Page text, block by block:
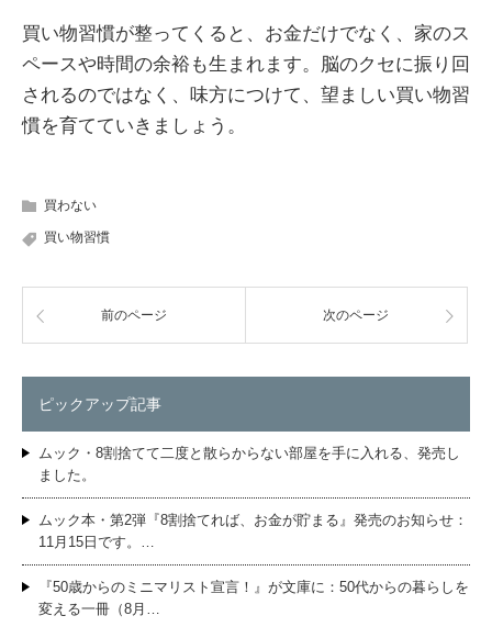
買い物習慣が整ってくると、お金だけでなく、家のス
ペースや時間の余裕も生まれます。脳のクセに振り回
されるのではなく、味方につけて、望ましい買い物習
慣を育てていきましょう。
買わない
買い物習慣
前のページ 次のページ
ピックアップ記事
ムック・8割捨てて二度と散らからない部屋を手に入れる、発売し
ました。
ムック本・第2弾『8割捨てれば、お金が貯まる』発売のお知らせ：
11月15日です。…
『50歳からのミニマリスト宣言！』が文庫に：50代からの暮らしを
変える一冊（8月…